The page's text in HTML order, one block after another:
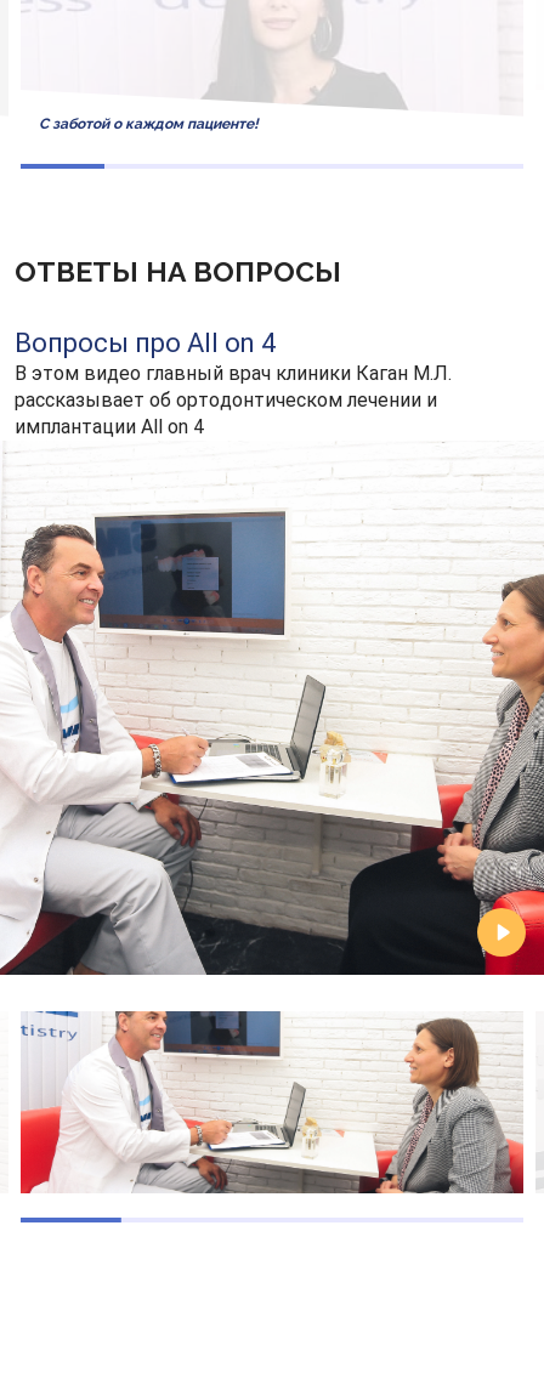
С заботой о каждом пациенте!
ОТВЕТЫ НА ВОПРОСЫ
Вопросы про All on 4
В этом видео главный врач клиники Каган М.Л.
рассказывает об ортодонтическом лечении и
имплантации All on 4